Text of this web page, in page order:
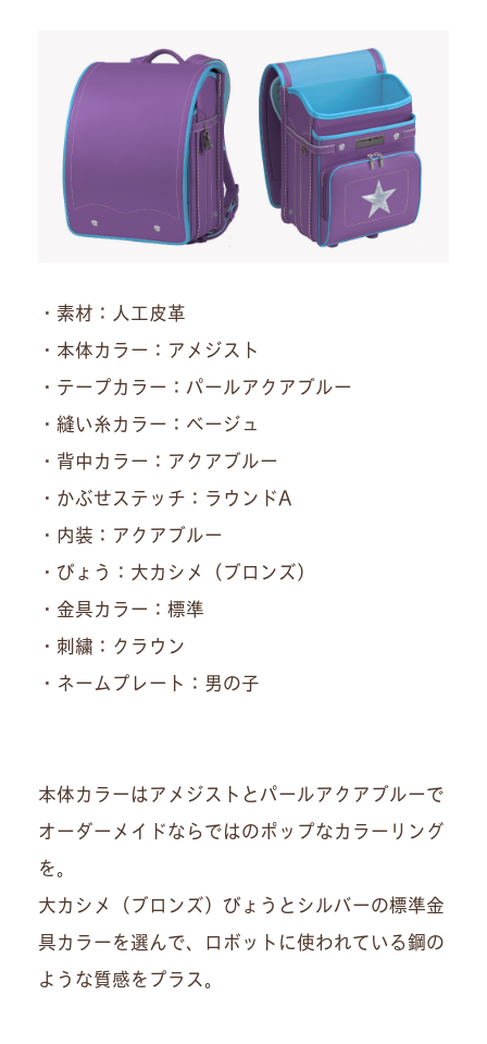
・素材：人工皮革
・本体カラー：アメジスト
・テープカラー：パールアクアブルー
・縫い糸カラー：ベージュ
・背中カラー：アクアブルー
・かぶせステッチ：ラウンドA
・内装：アクアブルー
・びょう：大カシメ（ブロンズ）
・金具カラー：標準
・刺繍：クラウン
・ネームプレート：男の子
本体カラーはアメジストとパールアクアブルーで
オーダーメイドならではのポップなカラーリング
を。
大カシメ（ブロンズ）びょうとシルバーの標準金
具カラーを選んで、ロボットに使われている鋼の
ような質感をプラス。